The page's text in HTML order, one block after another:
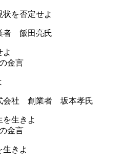
を否定せよ
者 飯田亮氏
金言
会社 創業者 坂本孝氏
金言
生きよ